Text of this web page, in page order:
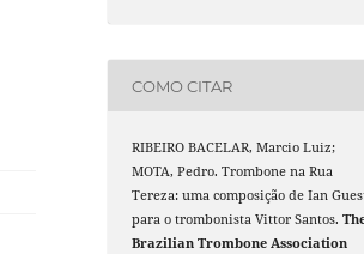
COMO CITAR
RIBEIRO BACELAR, Marcio Luiz;
MOTA, Pedro. Trombone na Rua
Tereza: uma composição de Ian
para o trombonista Vittor Santos.
Brazilian Trombone Association